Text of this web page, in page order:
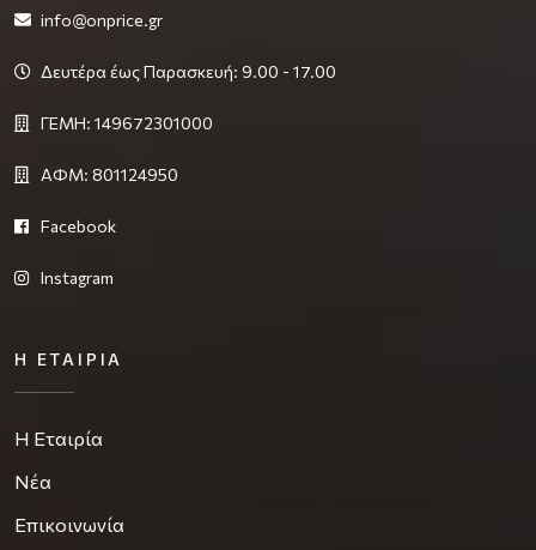
info@onprice.gr
Δευτέρα έως Παρασκευή: 9.00 - 17.00
ΓΕΜΗ: 149672301000
ΑΦΜ: 801124950
Facebook
Instagram
Η ΕΤΑΙΡΊΑ
Η Εταιρία
Νέα
Επικοινωνία